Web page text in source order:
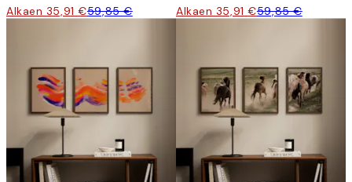
Alkaen 35,91 €59,85 € Alkaen 35,91 €59,85 €